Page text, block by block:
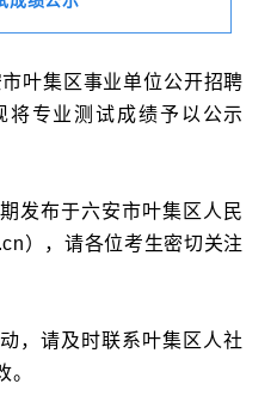
叶集区事业单位公开招聘
将专业测试成绩予以公示
发布于六安市叶集区人民
），请各位考生密切关注
，请及时联系叶集区人社
。